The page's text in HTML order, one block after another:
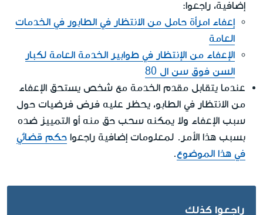
إضافية، راجعوا:
إعفاء امرأة حامل من الانتظار في الطابور في الخدمات
العامة
الإعفاء من الإنتظار في طوابير الخدمة العامة لكبار
السن فوق سن ال 80
عندما يتقابل مقدم الخدمة مع شخص يستحق الإعفاء
من الانتظار في الطابو، يحظر عليه فرض فرضيات حول
سبب الإعفاء ولا يمكنه سحب حق منه أو التمييز ضده
بسبب هذا الأمر. لمعلومات إضافية راجعوا حكم قضائي
في هذا الموضوع.
راجعوا كذلك